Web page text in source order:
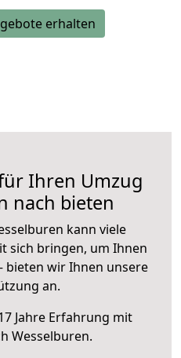
erhalten
Ihren Umzug
nach bieten
kann viele
sich bringen, um Ihnen
bieten wir Ihnen unsere
an.
Jahre Erfahrung mit
Wesselburen.